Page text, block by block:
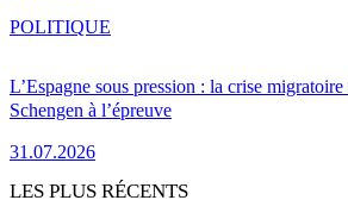
L’Espagne sous pression : la crise
Schengen à l’épreuve
31.07.2026
POLITIQUE
LES PLUS RÉCENTS